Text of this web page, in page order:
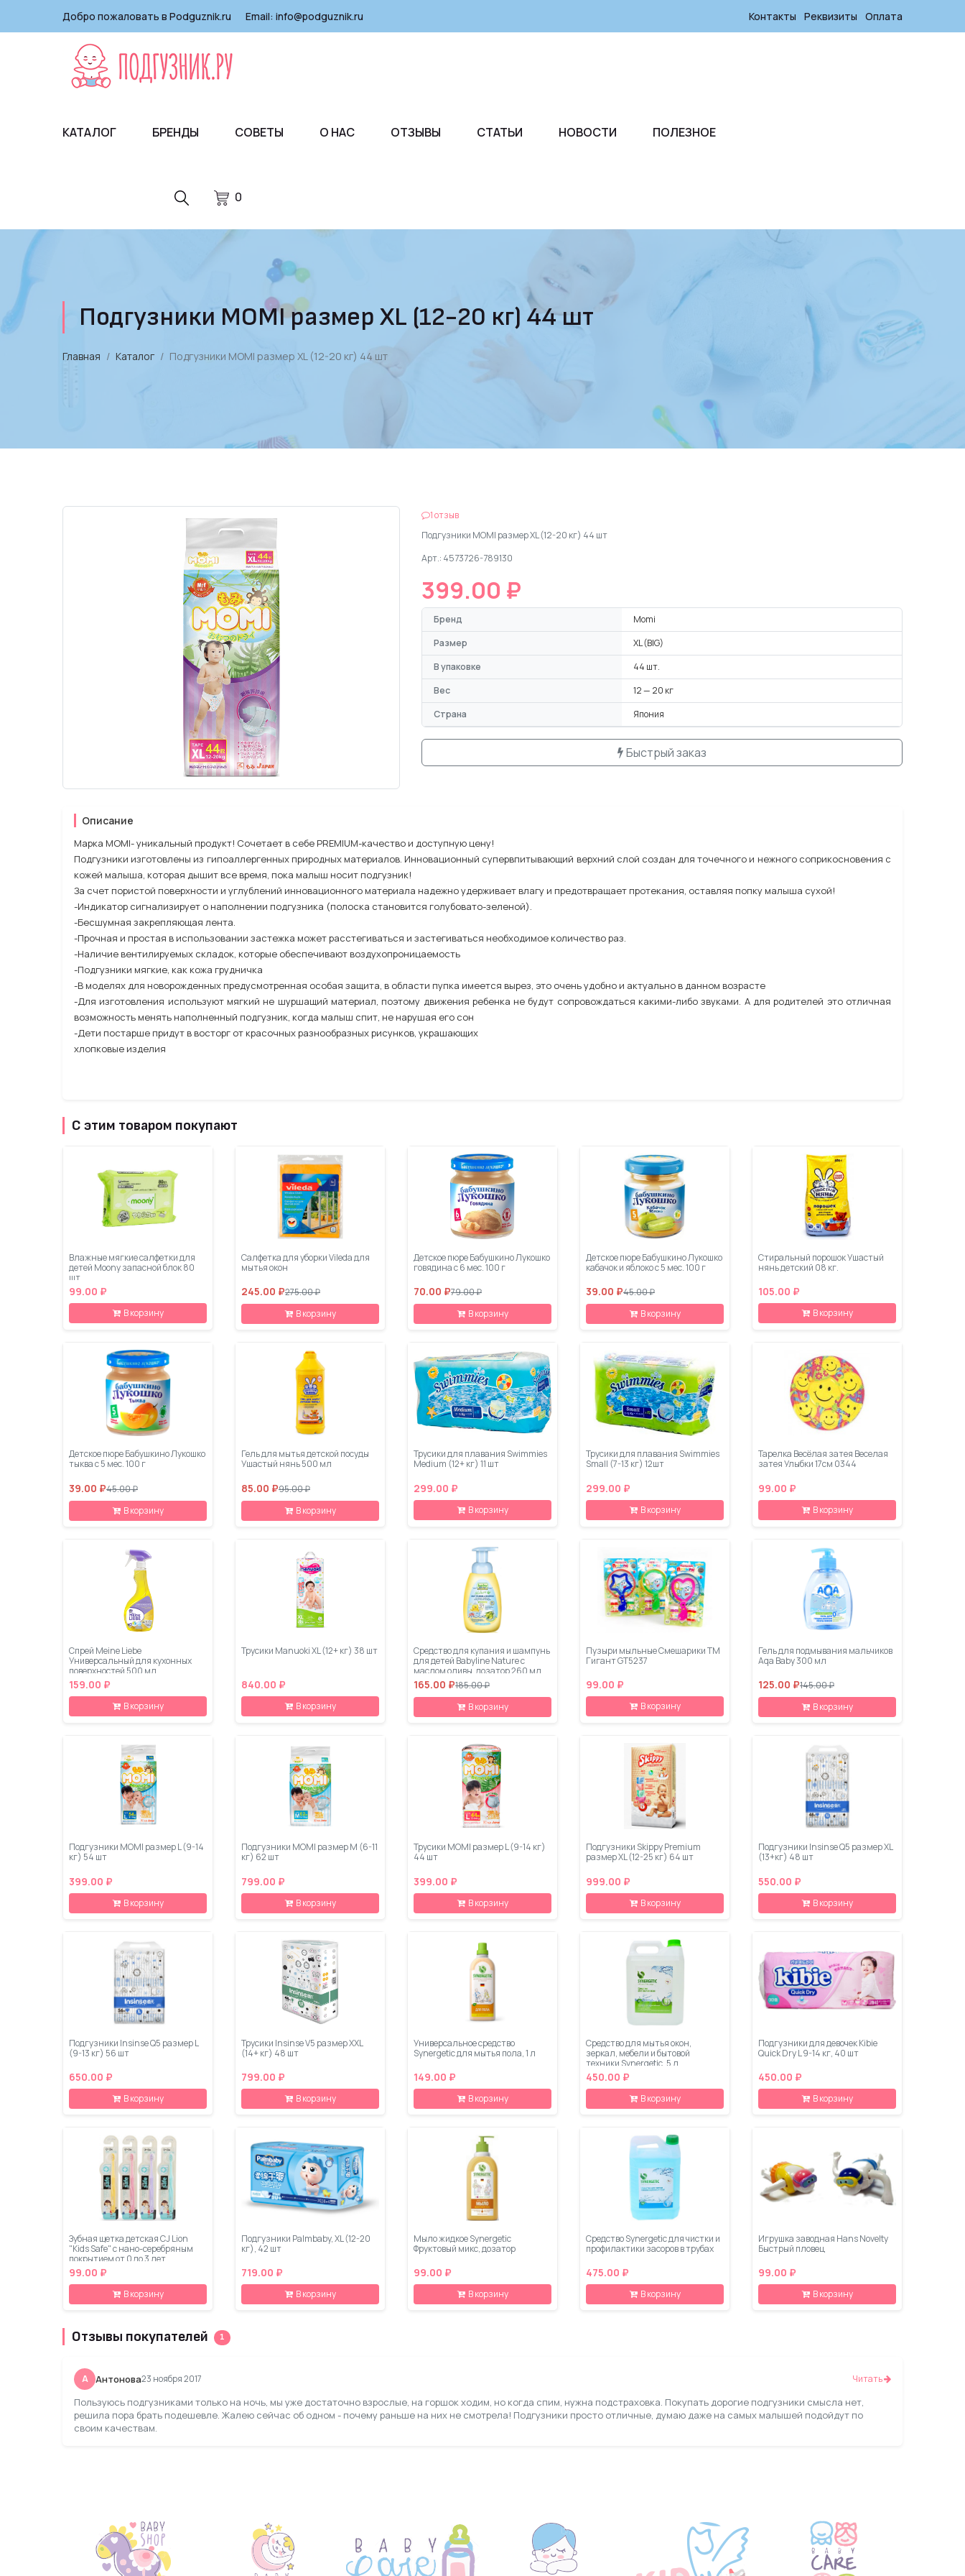
Добро пожаловать в Podguznik.ru Email: info@podguznik.ru Контакты Реквизиты Оплата
0
КАТАЛОГ БРЕНДЫ СОВЕТЫ О НАС ОТЗЫВЫ СТАТЬИ НОВОСТИ ПОЛЕЗНОЕ
Подгузники MOMI размер XL (12-20 кг) 44 шт
Главная Каталог Подгузники MOMI размер XL (12-20 кг) 44 шт
1 отзыв
Подгузники MOMI размер XL (12-20 кг) 44 шт
Арт.: 4573726-789130
399.00 ₽
Бренд
Momi
Размер
XL (BIG)
В упаковке
44 шт.
Вес
12 — 20 кг
Страна
Япония
Быстрый заказ
Описание
Марка MOMI- уникальный продукт! Сочетает в себе PREMIUM-качество и доступную цену!
Подгузники изготовлены из гипоаллергенных природных материалов. Инновационный супервпитывающий верхний слой создан для точечного и нежного соприкосновения с
кожей малыша, которая дышит все время, пока малыш носит подгузник!
За счет пористой поверхности и углублений инновационного материала надежно удерживает влагу и предотвращает протекания, оставляя попку малыша сухой!
-Индикатор сигнализирует о наполнении подгузника (полоска становится голубовато-зеленой).
-Бесшумная закрепляющая лента.
-Прочная и простая в использовании застежка может расстегиваться и застегиваться необходимое количество раз.
-Наличие вентилируемых складок, которые обеспечивают воздухопроницаемость
-Подгузники мягкие, как кожа грудничка
-В моделях для новорожденных предусмотренная особая защита, в области пупка имеется вырез, это очень удобно и актуально в данном возрасте
-Для изготовления используют мягкий не шуршащий материал, поэтому движения ребенка не будут сопровождаться какими-либо звуками. А для родителей это отличная
возможность менять наполненный подгузник, когда малыш спит, не нарушая его сон
-Дети постарше придут в восторг от красочных разнообразных рисунков, украшающих
хлопковые изделия
С этим товаром покупают
Влажные мягкие салфетки для
детей Moony запасной блок 80
шт
99.00 ₽
В корзину
Салфетка для уборки Vileda для
мытья окон
245.00 ₽275.00 ₽
В корзину
Детское пюре Бабушкино Лукошко
говядина с 6 мес. 100 г
70.00 ₽79.00 ₽
В корзину
Детское пюре Бабушкино Лукошко
кабачок и яблоко с 5 мес. 100 г
39.00 ₽45.00 ₽
В корзину
Стиральный порошок Ушастый
нянь детский 08 кг.
105.00 ₽
В корзину
Детское пюре Бабушкино Лукошко
тыква с 5 мес. 100 г
39.00 ₽45.00 ₽
В корзину
Гель для мытья детской посуды
Ушастый нянь 500 мл
85.00 ₽95.00 ₽
В корзину
Трусики для плавания Swimmies
Medium (12+ кг) 11 шт
299.00 ₽
В корзину
Трусики для плавания Swimmies
Small (7-13 кг) 12шт
299.00 ₽
В корзину
Тарелка Весёлая затея Веселая
затея Улыбки 17см 0344
99.00 ₽
В корзину
Спрей Meine Liebe
Универсальный для кухонных
поверхностей 500 мл
159.00 ₽
В корзину
Трусики Manuoki XL (12+ кг) 38 шт
840.00 ₽
В корзину
Средство для купания и шампунь
для детей Babyline Nature с
маслом оливы, дозатор 260 мл
165.00 ₽185.00 ₽
В корзину
Пузыри мыльные Смешарики ТМ
Гигант GT5237
99.00 ₽
В корзину
Гель для подмывания мальчиков
Aqa Baby 300 мл
125.00 ₽145.00 ₽
В корзину
Подгузники MOMI размер L (9-14
кг) 54 шт
399.00 ₽
В корзину
Подгузники MOMI размер M (6-11
кг) 62 шт
799.00 ₽
В корзину
Трусики MOMI размер L (9-14 кг)
44 шт
399.00 ₽
В корзину
Подгузники Skippy Premium
размер XL (12-25 кг) 64 шт
999.00 ₽
В корзину
Подгузники Insinse Q5 размер XL
(13+кг) 48 шт
550.00 ₽
В корзину
Подгузники Insinse Q5 размер L
(9-13 кг) 56 шт
650.00 ₽
В корзину
Трусики Insinse V5 размер XXL
(14+ кг) 48 шт
799.00 ₽
В корзину
Универсальное средство
Synergetic для мытья пола, 1 л
149.00 ₽
В корзину
Средство для мытья окон,
зеркал, мебели и бытовой
техники Synergetic, 5 л
450.00 ₽
В корзину
Подгузники для девочек Kibie
Quick Dry L 9-14 кг, 40 шт
450.00 ₽
В корзину
Зубная щетка детская CJ Lion
"Kids Safe" с нано-серебряным
покрытием от 0 до 3 лет
99.00 ₽
В корзину
Подгузники Palmbaby, XL (12-20
кг), 42 шт
719.00 ₽
В корзину
Мыло жидкое Synergetic
Фруктовый микс, дозатор
99.00 ₽
В корзину
Средство Synergetic для чистки и
профилактики засоров в трубах
475.00 ₽
В корзину
Игрушка заводная Hans Novelty
Быстрый пловец
99.00 ₽
В корзину
Отзывы покупателей 1
А Антонова23 ноября 2017 Читать
Пользуюсь подгузниками только на ночь, мы уже достаточно взрослые, на горшок ходим, но когда спим, нужна подстраховка. Покупать дорогие подгузники смысла нет,
решила пора брать подешевле. Жалею сейчас об одном - почему раньше на них не смотрела! Подгузники просто отличные, думаю даже на самых малышей подойдут по
своим качествам.